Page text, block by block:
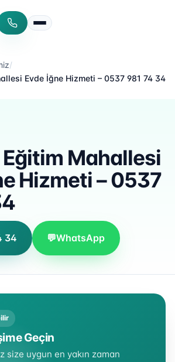
Menüyü aç/kapat
/
Evde İğne Hizmeti – 0537 981 74 34
Eğitim Mahallesi
Hizmeti – 0537
34 💬WhatsApp
Geçin
size uygun en yakın zaman